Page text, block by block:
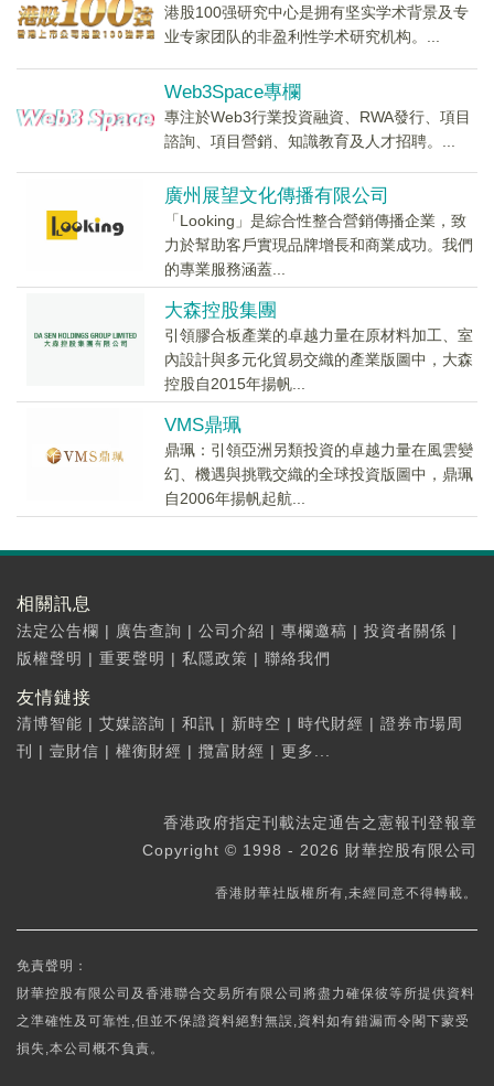
港股100强研究中心是拥有坚实学术背景及专
业专家团队的非盈利性学术研究机构。...
Web3Space專欄
專注於Web3行業投資融資、RWA發行、項目
諮詢、項目營銷、知識教育及人才招聘。...
廣州展望文化傳播有限公司
「Looking」是綜合性整合營銷傳播企業，致
力於幫助客戶實現品牌增長和商業成功。我們
的專業服務涵蓋...
大森控股集團
引領膠合板產業的卓越力量在原材料加工、室
內設計與多元化貿易交織的產業版圖中，大森
控股自2015年揚帆...
VMS鼎珮
鼎珮：引領亞洲另類投資的卓越力量在風雲變
幻、機遇與挑戰交織的全球投資版圖中，鼎珮
自2006年揚帆起航...
相關訊息
法定公告欄 | 廣告查詢 | 公司介紹 | 專欄邀稿 | 投資者關係 |
版權聲明 | 重要聲明 | 私隱政策 | 聯絡我們
友情鏈接
清博智能 | 艾媒諮詢 | 和訊 | 新時空 | 時代財經 | 證券市場周
刊
| 壹財信 | 權衡財經 | 攬富財經 | 更多...
香港政府指定刊載法定通告之憲報刊登報章
Copyright © 1998 - 2026 財華控股有限公司
香港財華社版權所有,未經同意不得轉載。
免責聲明：
財華控股有限公司及香港聯合交易所有限公司將盡力確保彼等所提供資料
之準確性及可靠性,但並不保證資料絕對無誤,資料如有錯漏而令閣下蒙受
損失,本公司概不負責。